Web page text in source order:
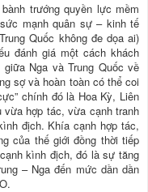
trướng quyền lực mềm
mạnh quân sự – kinh tế
Quốc không đe dọa ai)
đánh giá một cách khách
Nga và Trung Quốc về
sợ và hoàn toàn có thể coi
chính đó là Hoa Kỳ, Liên
vừa hợp tác, vừa cạnh tranh
địch. Khía cạnh hợp tác,
của thế giới đồng thời tiếp
kình địch, đó là sự tăng
– Nga đến mức dần dần